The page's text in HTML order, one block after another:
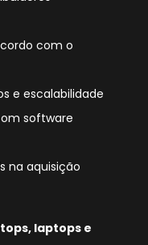
com o
e escalabilidade
software
na aquisição
laptops e